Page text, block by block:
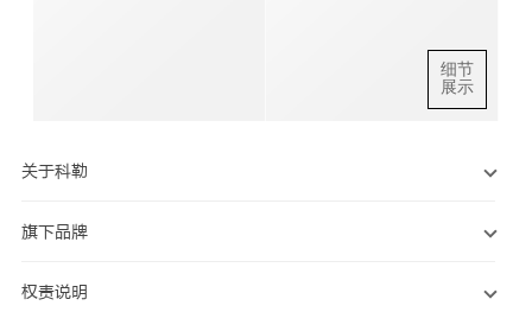
细节
展示
关于科勒
旗下品牌
权责说明